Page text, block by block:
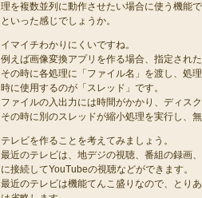
理を複数並列に動作させたい場合に使う機能
といった感じでしょうか。
イマイチわかりにくいですね。
例えば画像変換アプリを作る場合、指定され
その時に各処理に「ファイル名」を渡し、処
時に使用するのが「スレッド」です。
ファイルの入出力には時間がかかり、ディス
その時に別のスレッドが縮小処理を実行し、
テレビを作ることを考えてみましょう。
最近のテレビは、地デジの視聴、番組の録画
に接続してYouTubeの視聴などができます。
最近のテレビは機能てんこ盛りなので、とり